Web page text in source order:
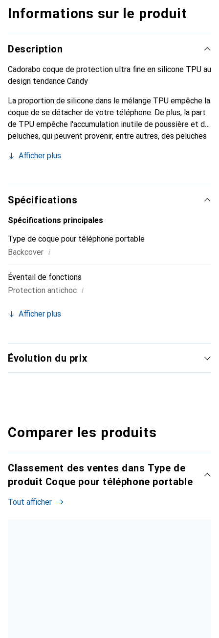
Informations sur le produit
Description
Cadorabo coque de protection ultra fine en silicone TPU au
design tendance Candy
La proportion de silicone dans le mélange TPU empêche la
coque de se détacher de votre téléphone. De plus, la part
de TPU empêche l'accumulation inutile de poussière et de
peluches, qui peuvent provenir, entre autres, des peluches
Afficher plus
Spécifications
Spécifications principales
Type de coque pour téléphone portable
Backcover i
Éventail de fonctions
Protection antichoc i
Afficher plus
Évolution du prix
Comparer les produits
Classement des ventes dans Type de
produit Coque pour téléphone portable
Tout afficher